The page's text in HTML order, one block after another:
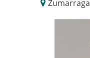
Zumarraga